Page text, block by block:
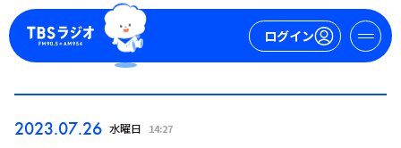
ログイン
2023.07.26 水曜日 14:27